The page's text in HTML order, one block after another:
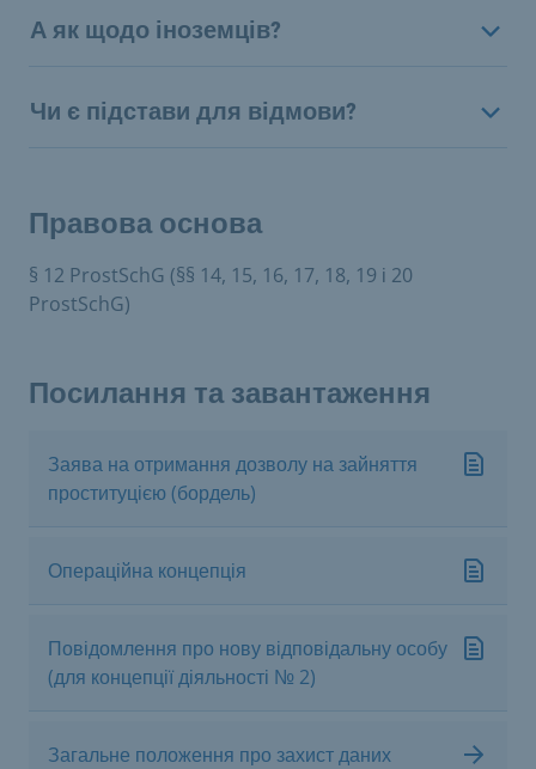
А як щодо іноземців?
Чи є підстави для відмови?
Правова основа
§ 12 ProstSchG (§§ 14, 15, 16, 17, 18, 19 і 20
ProstSchG)
Посилання та завантаження
Заява на отримання дозволу на зайняття
проституцією (бордель)
Операційна концепція
Повідомлення про нову відповідальну особу
(для концепції діяльності № 2)
Загальне положення про захист даних